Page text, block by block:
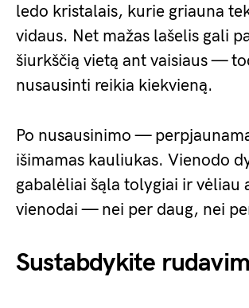
ledo kristalais, kurie griauna
vidaus. Net mažas lašelis gali
šiurkščią vietą ant vaisiaus —
nusausinti reikia kiekvieną.
Po nusausinimo —
išimamas kauliukas. Vienodo
gabalėliai šąla tolygiai ir vėliau
vienodai — nei per daug, nei
Sustabdykite